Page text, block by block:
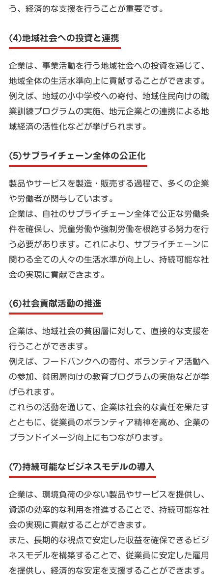
う、経済的な支援を行うことが重要です。
(4)地域社会への投資と連携
企業は、事業活動を行う地域社会への投資を通じて、
地域全体の生活水準向上に貢献することができます。
例えば、地域の小中学校への寄付、地域住民向けの職
業訓練プログラムの実施、地元企業との連携による地
域経済の活性化などが挙げられます。
(5)サプライチェーン全体の公正化
製品やサービスを製造・販売する過程で、多くの企業
や労働者が関与しています。
企業は、自社のサプライチェーン全体で公正な労働条
件を確保し、児童労働や強制労働を根絶する努力を行
う必要があります。これにより、サプライチェーンに
関わる全ての人々の生活水準が向上し、持続可能な社
会の実現に貢献できます。
(6)社会貢献活動の推進
企業は、地域社会の貧困層に対して、直接的な支援を
行うことができます。
例えば、フードバンクへの寄付、ボランティア活動へ
の参加、貧困層向けの教育プログラムの実施などが挙
げられます。
これらの活動を通じて、企業は社会的な責任を果たす
とともに、従業員のボランティア精神を高め、企業の
ブランドイメージ向上にもつながります。
(7)持続可能なビジネスモデルの導入
企業は、環境負荷の少ない製品やサービスを提供し、
資源の効率的な利用を推進することで、持続可能な社
会の実現に貢献することができます。
また、長期的な視点で安定した収益を確保できるビジ
ネスモデルを構築することで、従業員に安定した雇用
を提供し、経済的な安定を支援することができます。